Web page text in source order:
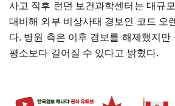
사고 직후 런던 보건과학센터는 대규
대비해 외부 비상사태 경보인 코드 오
다. 병원 측은 이후 경보를 해제했지만
평소보다 길어질 수 있다고 밝혔다.